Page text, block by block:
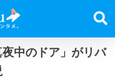
中のドア」がリバ